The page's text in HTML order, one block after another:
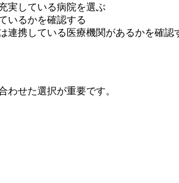
実している病院を選ぶ
いるかを確認する
連携している医療機関があるかを確認
わせた選択が重要です。